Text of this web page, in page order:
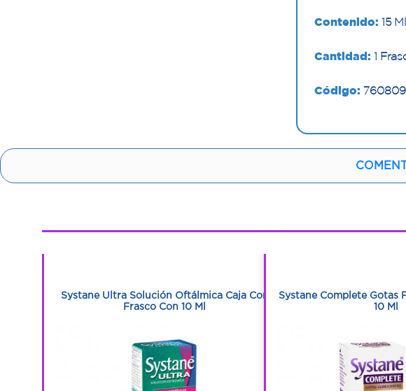
Contenido: 15 Ml
Cantidad: 1
Código: 760809
Systane Ultra Solución Oftálmica Caja Con
Frasco Con 10 Ml
Systane Complete Gotas
10 Ml